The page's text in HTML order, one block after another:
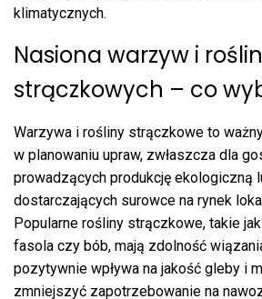
klimatycznych.
Nasiona warzyw i roślin
strączkowych – co
Warzywa i rośliny strączkowe to
w planowaniu upraw, zwłaszcza dla
prowadzących produkcję ekologiczną
dostarczających surowce na rynek
Popularne rośliny strączkowe, takie
fasola czy bób, mają zdolność
pozytywnie wpływa na jakość gleby i
zmniejszyć zapotrzebowanie na